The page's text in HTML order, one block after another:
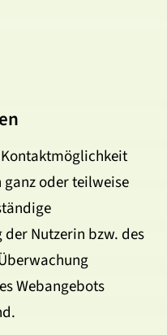
ganz oder teilweise
Nutzerin bzw. des
Webangebots